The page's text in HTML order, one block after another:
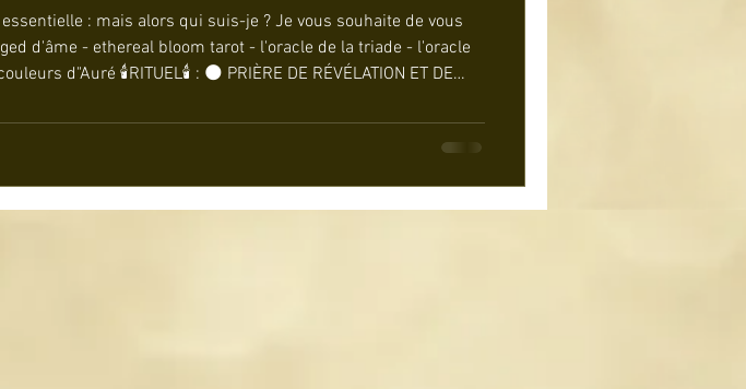
: mais alors qui suis-je ? Je vous souhaite de vous